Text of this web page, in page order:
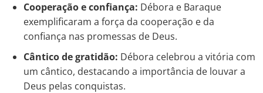
Cooperação e confiança: Débora e Baraque
exemplificaram a força da cooperação e da
confiança nas promessas de Deus.
Cântico de gratidão: Débora celebrou a vitória com
um cântico, destacando a importância de louvar a
Deus pelas conquistas.